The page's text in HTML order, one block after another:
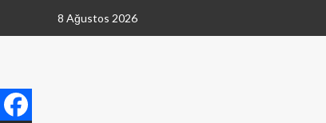
8 Ağustos 2026